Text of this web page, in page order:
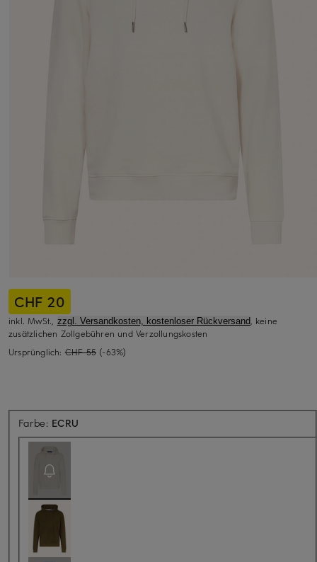
CHF 20
inkl. MwSt., zzgl. Versandkosten, kostenloser Rückversand, keine
zusätzlichen Zollgebühren und Verzollungskosten
Ursprünglich: CHF 55 (-63%)
Farbe: ECRU